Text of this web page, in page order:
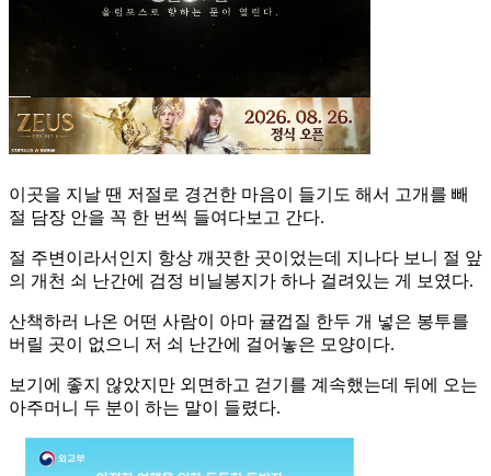
이곳을 지날 땐 저절로 경건한 마음이 들기도 해서 고개를 빼
절 담장 안을 꼭 한 번씩 들여다보고 간다.
절 주변이라서인지 항상 깨끗한 곳이었는데 지나다 보니 절 앞
의 개천 쇠 난간에 검정 비닐봉지가 하나 걸려있는 게 보였다.
산책하러 나온 어떤 사람이 아마 귤껍질 한두 개 넣은 봉투를
버릴 곳이 없으니 저 쇠 난간에 걸어놓은 모양이다.
보기에 좋지 않았지만 외면하고 걷기를 계속했는데 뒤에 오는
아주머니 두 분이 하는 말이 들렸다.